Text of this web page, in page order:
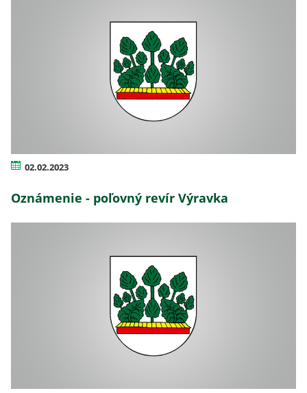
02.02.2023
Oznámenie - poľovný revír Výravka